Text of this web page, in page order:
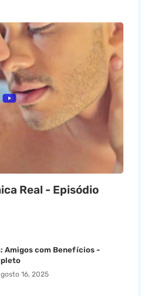
Real - Episódio
Amigos com Benefícios -
16, 2025